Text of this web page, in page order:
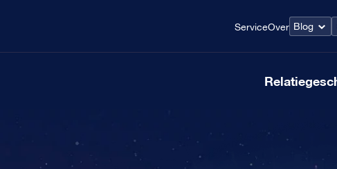
ServiceOver Blog